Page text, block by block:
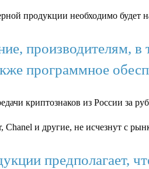
продукции необходимо будет
производителям,
программное
криптознаков из России за
и другие, не исчезнут с
предполагает,